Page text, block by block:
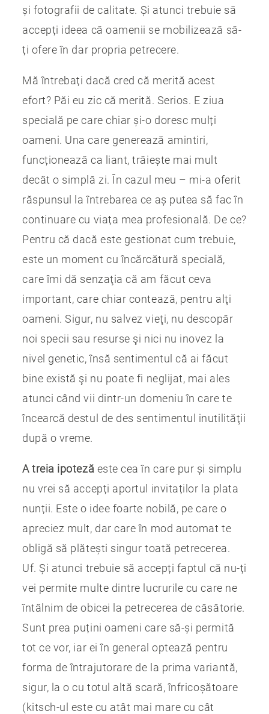
și fotografii de calitate. Și atunci trebuie să
accepți ideea că oamenii se mobilizează să-
ți ofere în dar propria petrecere.
Mă întrebați dacă cred că merită acest
efort? Păi eu zic că merită. Serios. E ziua
specială pe care chiar și-o doresc mulți
oameni. Una care generează amintiri,
funcționează ca liant, trăiește mai mult
decât o simplă zi. În cazul meu – mi-a oferit
răspunsul la întrebarea ce aș putea să fac în
continuare cu viața mea profesională. De ce?
Pentru că dacă este gestionat cum trebuie,
este un moment cu încărcătură specială,
care îmi dă senzaţia că am făcut ceva
important, care chiar contează, pentru alţi
oameni. Sigur, nu salvez vieţi, nu descopăr
noi specii sau resurse şi nici nu inovez la
nivel genetic, însă sentimentul că ai făcut
bine există şi nu poate fi neglijat, mai ales
atunci când vii dintr-un domeniu în care te
încearcă destul de des sentimentul inutilităţii
după o vreme.
A treia ipoteză este cea în care pur și simplu
nu vrei să accepți aportul invitaților la plata
nunții. Este o idee foarte nobilă, pe care o
apreciez mult, dar care în mod automat te
obligă să plătești singur toată petrecerea.
Uf. Și atunci trebuie să accepți faptul că nu-ți
vei permite multe dintre lucrurile cu care ne
întâlnim de obicei la petrecerea de căsătorie.
Sunt prea puțini oameni care să-și permită
tot ce vor, iar ei în general optează pentru
forma de întrajutorare de la prima variantă,
sigur, la o cu totul altă scară, înfricoșătoare
(kitsch-ul este cu atât mai mare cu cât